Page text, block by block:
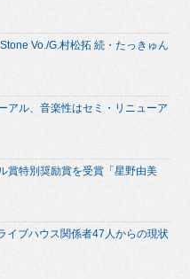
Vo./G.村松拓 続・たっきゅん
アル、音楽性はセミ・リニューア
賞特別奨励賞を受賞「星野由美
イブハウス関係者47人からの現状